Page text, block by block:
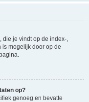
die je vindt op de index-,
mogelijk door op de
op?
genoeg en bevatte